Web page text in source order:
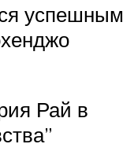
успешным
Рай в